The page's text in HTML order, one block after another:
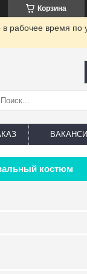
Корзина
рабочее время по
костюм